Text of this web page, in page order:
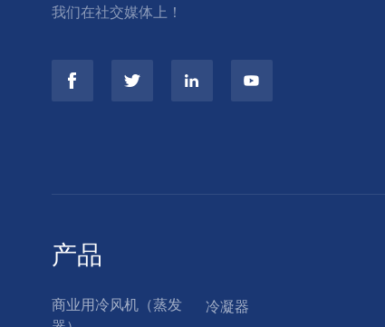
我们在社交媒体上！
产品
商业用冷风机（蒸发
冷凝器